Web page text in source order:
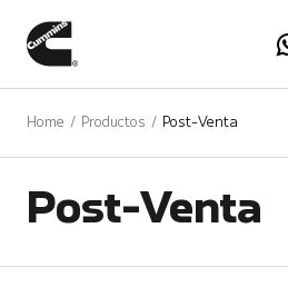
Home Productos Post-Venta
Post-Venta